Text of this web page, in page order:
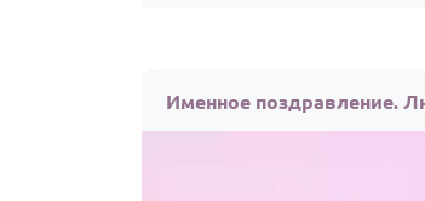
Именное поздравление.